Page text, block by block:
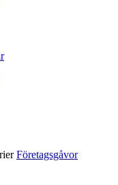
Företagsgåvor